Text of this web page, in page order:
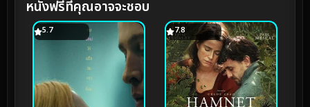
หนังฟรีที่คุณอาจจะชอบ
5.7 7.8